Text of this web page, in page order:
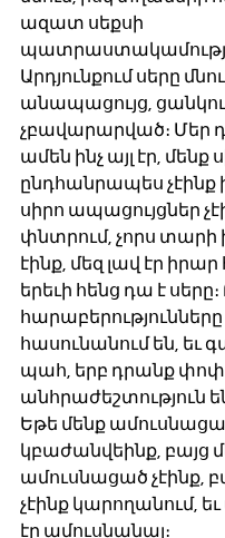
ազատ սեքսի
Արդյունքում սերը
անապացույց,
չբավարարված։ Մեր
ամեն ինչ այլ էր, մենք
ընդհանրապես չէինք
սիրո ապացույցներ
փնտրում, չորս տարի
էինք, մեզ լավ էր իրար
երեւի հենց դա է սերը։
հարաբերությունները
հասունանում են, եւ
պահ, երբ դրանք
անհրաժեշտություն
Եթե մենք
կբաժանվեինք, բայց
ամուսնացած չէինք,
չէինք կարողանում, եւ
էր ամուսնանալ։